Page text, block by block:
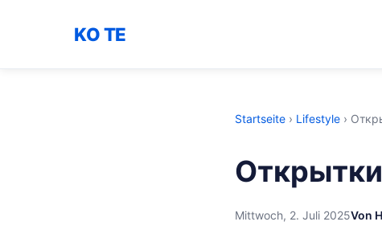
KO TE
Startseite › Lifestyle ›
Mittwoch, 2. Juli 2025Von